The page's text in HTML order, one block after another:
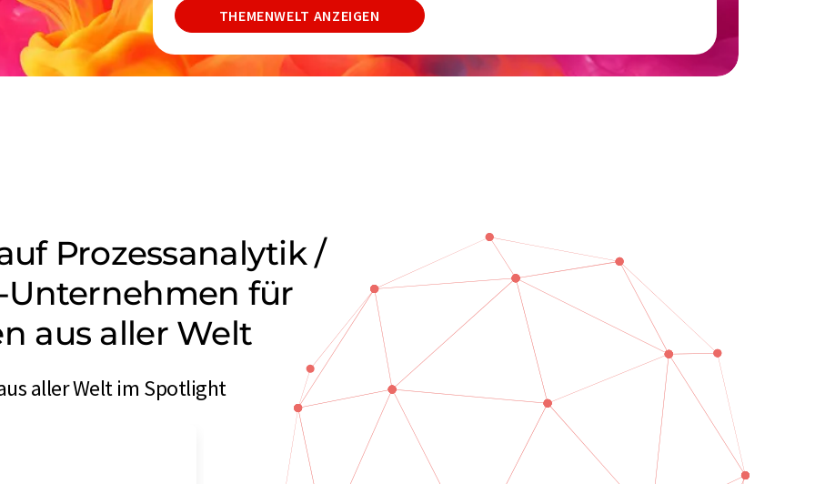
THEMENWELT ANZEIGEN
Prozessanalytik /
Unternehmen für
aus aller Welt
aller Welt im Spotlight